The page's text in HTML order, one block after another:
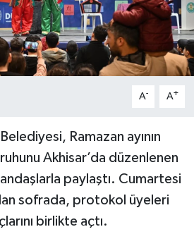
A- A+
Ramazan ayının
Akhisar’da düzenlenen
paylaştı. Cumartesi
sofrada, protokol üyeleri
birlikte açtı.